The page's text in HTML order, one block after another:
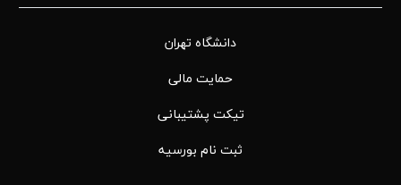
دانشگاه تهران
حمایت مالی
تیکت پشتیبانی
ثبت نام بورسیه